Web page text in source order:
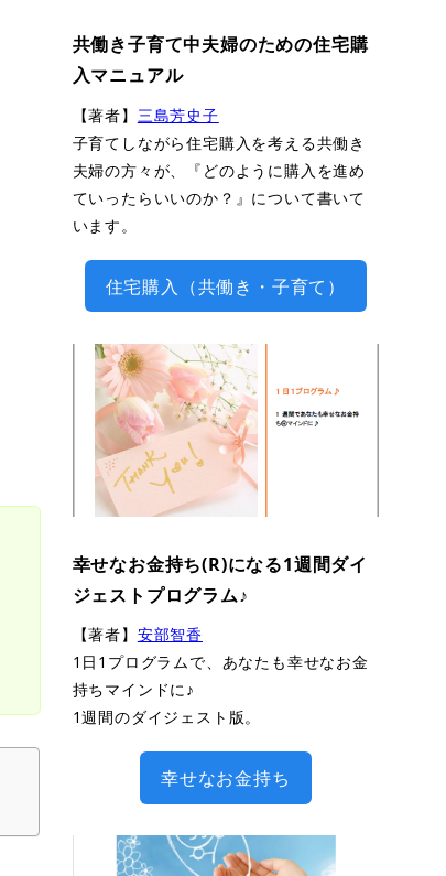
共働き子育て中夫婦のための住宅購
入マニュアル
【著者】 三島芳史子
子育てしながら住宅購入を考える共働き
夫婦の方々が、『どのように購入を進め
ていったらいいのか？』について書いて
います。
住宅購入（共働き・子育て）
幸せなお金持ち(R)になる1週間ダイ
ジェストプログラム♪
【著者】 安部智香
1日1プログラムで、あなたも幸せなお金
持ちマインドに♪
1週間のダイジェスト版。
幸せなお金持ち